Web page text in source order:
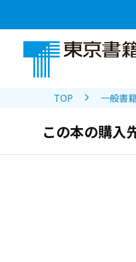
TOP 一般書
この本の購入